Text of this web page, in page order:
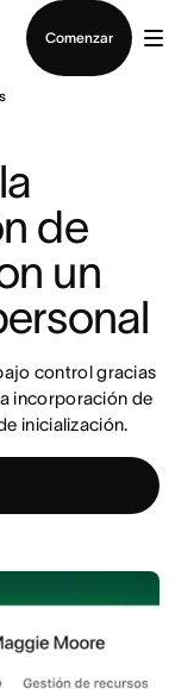
Comenzar
de
un
control gracias
incorporación de
inicialización.